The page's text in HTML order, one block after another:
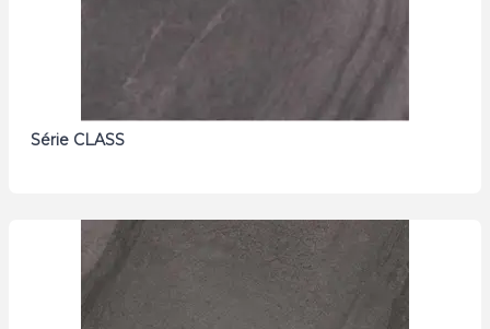
Série CLASS